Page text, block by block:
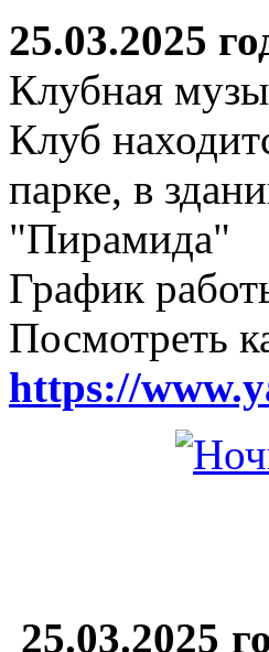
25.03.2025
Клубная
Клуб
парке, в
"Пирамида"
График
Посмотреть
https://
25.03.2025